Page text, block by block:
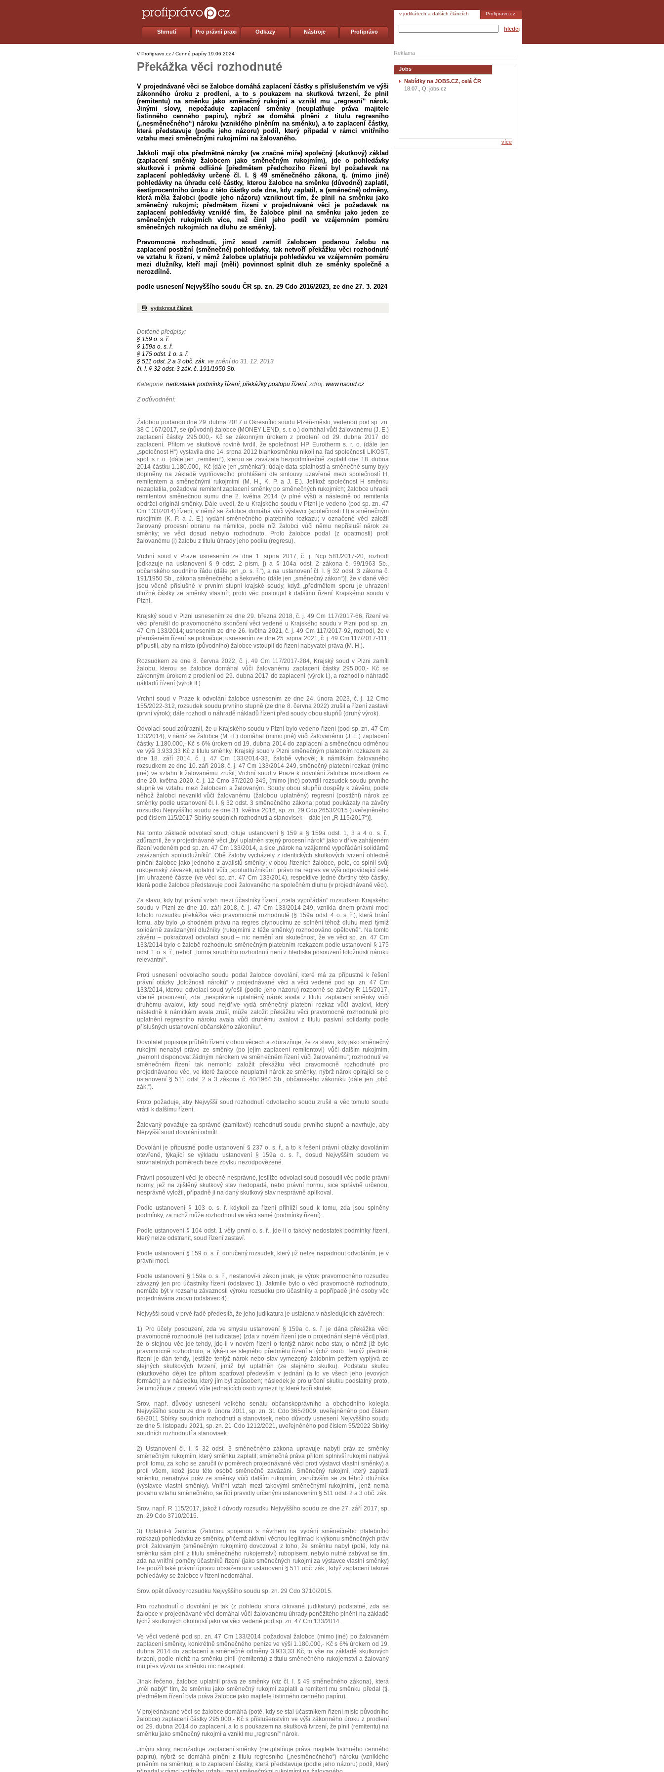
Shrnutí Pro právní praxi Odkazy Nástroje Profiprávo
v judikátech a dalších článcích Profipravo.cz
hledej
// Profipravo.cz / Cenné papíry 19.06.2024
Překážka věci rozhodnuté
V projednávané věci se žalobce domáhá zaplacení částky s příslušenstvím ve výši
zákonného úroku z prodlení, a to s poukazem na skutková tvrzení, že plnil
(remitentu) na směnku jako směnečný rukojmí a vznikl mu „regresní“ nárok.
Jinými slovy, nepožaduje zaplacení směnky (neuplatňuje práva majitele
listinného cenného papíru), nýbrž se domáhá plnění z titulu regresního
(„nesměnečného“) nároku (vzniklého plněním na směnku), a to zaplacení částky,
která představuje (podle jeho názoru) podíl, který připadal v rámci vnitřního
vztahu mezi směnečnými rukojmími na žalovaného.
Jakkoli mají oba předmětné nároky (ve značné míře) společný (skutkový) základ
(zaplacení směnky žalobcem jako směnečným rukojmím), jde o pohledávky
skutkově i právně odlišné [předmětem předchozího řízení byl požadavek na
zaplacení pohledávky určené čl. I. § 49 směnečného zákona, tj. (mimo jiné)
pohledávky na úhradu celé částky, kterou žalobce na směnku (důvodně) zaplatil,
šestiprocentního úroku z této částky ode dne, kdy zaplatil, a (směnečné) odměny,
která měla žalobci (podle jeho názoru) vzniknout tím, že plnil na směnku jako
směnečný rukojmí; předmětem řízení v projednávané věci je požadavek na
zaplacení pohledávky vzniklé tím, že žalobce plnil na směnku jako jeden ze
směnečných rukojmích více, než činil jeho podíl ve vzájemném poměru
směnečných rukojmích na dluhu ze směnky].
Pravomocné rozhodnutí, jímž soud zamítl žalobcem podanou žalobu na
zaplacení postižní (směnečné) pohledávky, tak netvoří překážku věci rozhodnuté
ve vztahu k řízení, v němž žalobce uplatňuje pohledávku ve vzájemném poměru
mezi dlužníky, kteří mají (měli) povinnost splnit dluh ze směnky společně a
nerozdílně.
podle usnesení Nejvyššího soudu ČR sp. zn. 29 Cdo 2016/2023, ze dne 27. 3. 2024
vytisknout článek
Dotčené předpisy:
§ 159 o. s. ř.
§ 159a o. s. ř.
§ 175 odst. 1 o. s. ř.
§ 511 odst. 2 a 3 obč. zák. ve znění do 31. 12. 2013
čl. I. § 32 odst. 3 zák. č. 191/1950 Sb.
Kategorie: nedostatek podmínky řízení, překážky postupu řízení; zdroj: www.nsoud.cz
Z odůvodnění:
Žalobou podanou dne 29. dubna 2017 u Okresního soudu Plzeň-město, vedenou pod sp. zn.
38 C 167/2017, se (původní) žalobce (MONEY LEND, s. r. o.) domáhal vůči žalovanému (J. E.)
zaplacení částky 295.000,- Kč se zákonným úrokem z prodlení od 29. dubna 2017 do
zaplacení. Přitom ve skutkové rovině tvrdil, že společnost HP Eurotherm s. r. o. (dále jen
„společnost H“) vystavila dne 14. srpna 2012 blankosměnku nikoli na řad společnosti LIKOST,
spol. s r. o. (dále jen „remitent“), kterou se zavázala bezpodmínečně zaplatit dne 18. dubna
2014 částku 1.180.000,- Kč (dále jen „směnka“); údaje data splatnosti a směnečné sumy byly
doplněny na základě vyplňovacího prohlášení dle smlouvy uzavřené mezi společností H,
remitentem a směnečnými rukojmími (M. H., K. P. a J. E.). Jelikož společnost H směnku
nezaplatila, požadoval remitent zaplacení směnky po směnečných rukojmích; žalobce uhradil
remitentovi směnečnou sumu dne 2. května 2014 (v plné výši) a následně od remitenta
obdržel originál směnky. Dále uvedl, že u Krajského soudu v Plzni je vedeno (pod sp. zn. 47
Cm 133/2014) řízení, v němž se žalobce domáhá vůči výstavci (společnosti H) a směnečným
rukojmím (K. P. a J. E.) vydání směnečného platebního rozkazu; v označené věci založil
žalovaný procesní obranu na námitce, podle níž žalobci vůči němu nepřísluší nárok ze
směnky; ve věci dosud nebylo rozhodnuto. Proto žalobce podal (z opatrnosti) proti
žalovanému (i) žalobu z titulu úhrady jeho podílu (regresu).
Vrchní soud v Praze usnesením ze dne 1. srpna 2017, č. j. Ncp 581/2017-20, rozhodl
[odkazuje na ustanovení § 9 odst. 2 písm. j) a § 104a odst. 2 zákona č. 99/1963 Sb.,
občanského soudního řádu (dále jen „o. s. ř.“), a na ustanovení čl. I. § 32 odst. 3 zákona č.
191/1950 Sb., zákona směnečného a šekového (dále jen „směnečný zákon“)], že v dané věci
jsou věcně příslušné v prvním stupni krajské soudy, když „předmětem sporu je uhrazení
dlužné částky ze směnky vlastní“; proto věc postoupil k dalšímu řízení Krajskému soudu v
Plzni.
Krajský soud v Plzni usnesením ze dne 29. března 2018, č. j. 49 Cm 117/2017-66, řízení ve
věci přerušil do pravomocného skončení věci vedené u Krajského soudu v Plzni pod sp. zn.
47 Cm 133/2014; usnesením ze dne 26. května 2021, č. j. 49 Cm 117/2017-92, rozhodl, že v
přerušeném řízení se pokračuje; usnesením ze dne 25. srpna 2021, č. j. 49 Cm 117/2017-111,
připustil, aby na místo (původního) žalobce vstoupil do řízení nabyvatel práva (M. H.).
Rozsudkem ze dne 8. června 2022, č. j. 49 Cm 117/2017-284, Krajský soud v Plzni zamítl
žalobu, kterou se žalobce domáhal vůči žalovanému zaplacení částky 295.000,- Kč se
zákonným úrokem z prodlení od 29. dubna 2017 do zaplacení (výrok I.), a rozhodl o náhradě
nákladů řízení (výrok II.).
Vrchní soud v Praze k odvolání žalobce usnesením ze dne 24. února 2023, č. j. 12 Cmo
155/2022-312, rozsudek soudu prvního stupně (ze dne 8. června 2022) zrušil a řízení zastavil
(první výrok); dále rozhodl o náhradě nákladů řízení před soudy obou stupňů (druhý výrok).
Odvolací soud zdůraznil, že u Krajského soudu v Plzni bylo vedeno řízení (pod sp. zn. 47 Cm
133/2014), v němž se žalobce (M. H.) domáhal (mimo jiné) vůči žalovanému (J. E.) zaplacení
částky 1.180.000,- Kč s 6% úrokem od 19. dubna 2014 do zaplacení a směnečnou odměnou
ve výši 3.933,33 Kč z titulu směnky. Krajský soud v Plzni směnečným platebním rozkazem ze
dne 18. září 2014, č. j. 47 Cm 133/2014-33, žalobě vyhověl; k námitkám žalovaného
rozsudkem ze dne 10. září 2018, č. j. 47 Cm 133/2014-249, směnečný platební rozkaz (mimo
jiné) ve vztahu k žalovanému zrušil; Vrchní soud v Praze k odvolání žalobce rozsudkem ze
dne 20. května 2020, č. j. 12 Cmo 37/2020-349, (mimo jiné) potvrdil rozsudek soudu prvního
stupně ve vztahu mezi žalobcem a žalovaným. Soudy obou stupňů dospěly k závěru, podle
něhož žalobci nevznikl vůči žalovanému (žalobou uplatněný) regresní (postižní) nárok ze
směnky podle ustanovení čl. I. § 32 odst. 3 směnečného zákona; potud poukázaly na závěry
rozsudku Nejvyššího soudu ze dne 31. května 2016, sp. zn. 29 Cdo 2653/2015 (uveřejněného
pod číslem 115/2017 Sbírky soudních rozhodnutí a stanovisek ‒ dále jen „R 115/2017“)].
Na tomto základě odvolací soud, cituje ustanovení § 159 a § 159a odst. 1, 3 a 4 o. s. ř.,
zdůraznil, že v projednávané věci „byl uplatněn stejný procesní nárok“ jako v dříve zahájeném
řízení vedeném pod sp. zn. 47 Cm 133/2014, a sice „nárok na vzájemné vypořádání solidárně
zavázaných spoludlužníků“. Obě žaloby vycházely z identických skutkových tvrzení ohledně
plnění žalobce jako jednoho z avalistů směnky; v obou řízeních žalobce, poté, co splnil svůj
rukojemský závazek, uplatnil vůči „spoludlužníkům“ právo na regres ve výši odpovídající celé
jím uhrazené částce (ve věci sp. zn. 47 Cm 133/2014), respektive jedné čtvrtiny této částky,
která podle žalobce představuje podíl žalovaného na společném dluhu (v projednávané věci).
Za stavu, kdy byl právní vztah mezi účastníky řízení „zcela vypořádán“ rozsudkem Krajského
soudu v Plzni ze dne 10. září 2018, č. j. 47 Cm 133/2014-249, vznikla dnem právní moci
tohoto rozsudku překážka věci pravomocně rozhodnuté (§ 159a odst. 4 o. s. ř.), která brání
tomu, aby bylo „o shodném právu na regres plynoucímu ze splnění téhož dluhu mezi týmiž
solidárně zavázanými dlužníky (rukojmími z téže směnky) rozhodováno opětovně“. Na tomto
závěru ‒ pokračoval odvolací soud ‒ nic nemění ani skutečnost, že ve věci sp. zn. 47 Cm
133/2014 bylo o žalobě rozhodnuto směnečným platebním rozkazem podle ustanovení § 175
odst. 1 o. s. ř., neboť „forma soudního rozhodnutí není z hlediska posouzení totožnosti nároku
relevantní“.
Proti usnesení odvolacího soudu podal žalobce dovolání, které má za přípustné k řešení
právní otázky „totožnosti nároků“ v projednávané věci a věci vedené pod sp. zn. 47 Cm
133/2014, kterou odvolací soud vyřešil (podle jeho názoru) rozporně se závěry R 115/2017,
včetně posouzení, zda „nesprávně uplatněný nárok avala z titulu zaplacení směnky vůči
druhému avalovi, kdy soud nejdříve vydá směnečný platební rozkaz vůči avalovi, který
následně k námitkám avala zruší, může založit překážku věci pravomocně rozhodnuté pro
uplatnění regresního nároku avala vůči druhému avalovi z titulu pasivní solidarity podle
příslušných ustanovení občanského zákoníku“.
Dovolatel popisuje průběh řízení v obou věcech a zdůrazňuje, že za stavu, kdy jako směnečný
rukojmí nenabyl právo ze směnky (po jejím zaplacení remitentovi) vůči dalším rukojmím,
„nemohl disponovat žádným nárokem ve směnečném řízení vůči žalovanému“; rozhodnutí ve
směnečném řízení tak nemohlo založit překážku věci pravomocně rozhodnuté pro
projednávanou věc, ve které žalobce neuplatnil nárok ze směnky, nýbrž nárok opírající se o
ustanovení § 511 odst. 2 a 3 zákona č. 40/1964 Sb., občanského zákoníku (dále jen „obč.
zák.“).
Proto požaduje, aby Nejvyšší soud rozhodnutí odvolacího soudu zrušil a věc tomuto soudu
vrátil k dalšímu řízení.
Žalovaný považuje za správné (zamítavé) rozhodnutí soudu prvního stupně a navrhuje, aby
Nejvyšší soud dovolání odmítl.
Dovolání je přípustné podle ustanovení § 237 o. s. ř., a to k řešení právní otázky dovoláním
otevřené, týkající se výkladu ustanovení § 159a o. s. ř., dosud Nejvyšším soudem ve
srovnatelných poměrech beze zbytku nezodpovězené.
Právní posouzení věci je obecně nesprávné, jestliže odvolací soud posoudil věc podle právní
normy, jež na zjištěný skutkový stav nedopadá, nebo právní normu, sice správně určenou,
nesprávně vyložil, případně ji na daný skutkový stav nesprávně aplikoval.
Podle ustanovení § 103 o. s. ř. kdykoli za řízení přihlíží soud k tomu, zda jsou splněny
podmínky, za nichž může rozhodnout ve věci samé (podmínky řízení).
Podle ustanovení § 104 odst. 1 věty první o. s. ř., jde-li o takový nedostatek podmínky řízení,
který nelze odstranit, soud řízení zastaví.
Podle ustanovení § 159 o. s. ř. doručený rozsudek, který již nelze napadnout odvoláním, je v
právní moci.
Podle ustanovení § 159a o. s. ř., nestanoví-li zákon jinak, je výrok pravomocného rozsudku
závazný jen pro účastníky řízení (odstavec 1). Jakmile bylo o věci pravomocně rozhodnuto,
nemůže být v rozsahu závaznosti výroku rozsudku pro účastníky a popřípadě jiné osoby věc
projednávána znovu (odstavec 4).
Nejvyšší soud v prvé řadě předesílá, že jeho judikatura je ustálena v následujících závěrech:
1) Pro účely posouzení, zda ve smyslu ustanovení § 159a o. s. ř. je dána překážka věci
pravomocně rozhodnuté (rei iudicatae) [zda v novém řízení jde o projednání stejné věci] platí,
že o stejnou věc jde tehdy, jde-li v novém řízení o tentýž nárok nebo stav, o němž již bylo
pravomocně rozhodnuto, a týká-li se stejného předmětu řízení a týchž osob. Tentýž předmět
řízení je dán tehdy, jestliže tentýž nárok nebo stav vymezený žalobním petitem vyplývá ze
stejných skutkových tvrzení, jimiž byl uplatněn (ze stejného skutku). Podstatu skutku
(skutkového děje) lze přitom spatřovat především v jednání (a to ve všech jeho jevových
formách) a v následku, který jím byl způsoben; následek je pro určení skutku podstatný proto,
že umožňuje z projevů vůle jednajících osob vymezit ty, které tvoří skutek.
Srov. např. důvody usnesení velkého senátu občanskoprávního a obchodního kolegia
Nejvyššího soudu ze dne 9. února 2011, sp. zn. 31 Cdo 365/2009, uveřejněného pod číslem
68/2011 Sbírky soudních rozhodnutí a stanovisek, nebo důvody usnesení Nejvyššího soudu
ze dne 5. listopadu 2021, sp. zn. 21 Cdo 1212/2021, uveřejněného pod číslem 55/2022 Sbírky
soudních rozhodnutí a stanovisek.
2) Ustanovení čl. I. § 32 odst. 3 směnečného zákona upravuje nabytí práv ze směnky
směnečným rukojmím, který směnku zaplatil; směnečná práva přitom splnivší rukojmí nabývá
proti tomu, za koho se zaručil (v poměrech projednávané věci proti výstavci vlastní směnky) a
proti všem, kdož jsou této osobě směnečně zavázáni. Směnečný rukojmí, který zaplatil
směnku, nenabývá práv ze směnky vůči dalším rukojmím, zaručivším se za téhož dlužníka
(výstavce vlastní směnky). Vnitřní vztah mezi takovými směnečnými rukojmími, jenž nemá
povahu vztahu směnečného, se řídí pravidly určenými ustanovením § 511 odst. 2 a 3 obč. zák.
Srov. např. R 115/2017, jakož i důvody rozsudku Nejvyššího soudu ze dne 27. září 2017, sp.
zn. 29 Cdo 3710/2015.
3) Uplatnil-li žalobce (žalobou spojenou s návrhem na vydání směnečného platebního
rozkazu) pohledávku ze směnky, přičemž aktivní věcnou legitimaci k výkonu směnečných práv
proti žalovaným (směnečným rukojmím) dovozoval z toho, že směnku nabyl (poté, kdy na
směnku sám plnil z titulu směnečného rukojemství) rubopisem, nebylo nutné zabývat se tím,
zda na vnitřní poměry účastníků řízení (jako směnečných rukojmí za výstavce vlastní směnky)
lze použít také právní úpravu obsaženou v ustanovení § 511 obč. zák., když zaplacení takové
pohledávky se žalobce v řízení nedomáhal.
Srov. opět důvody rozsudku Nejvyššího soudu sp. zn. 29 Cdo 3710/2015.
Pro rozhodnutí o dovolání je tak (z pohledu shora citované judikatury) podstatné, zda se
žalobce v projednávané věci domáhal vůči žalovanému úhrady peněžitého plnění na základě
týchž skutkových okolností jako ve věci vedené pod sp. zn. 47 Cm 133/2014.
Ve věci vedené pod sp. zn. 47 Cm 133/2014 požadoval žalobce (mimo jiné) po žalovaném
zaplacení směnky, konkrétně směnečného peníze ve výši 1.180.000,- Kč s 6% úrokem od 19.
dubna 2014 do zaplacení a směnečné odměny 3.933,33 Kč, to vše na základě skutkových
tvrzení, podle nichž na směnku plnil (remitentu) z titulu směnečného rukojemství a žalovaný
mu přes výzvu na směnku nic nezaplatil.
Jinak řečeno, žalobce uplatnil práva ze směnky (viz čl. I. § 49 směnečného zákona), která
„měl nabýt“ tím, že směnku jako směnečný rukojmí zaplatil a remitent mu směnku předal (tj.
předmětem řízení byla práva žalobce jako majitele listinného cenného papíru).
V projednávané věci se žalobce domáhá (poté, kdy se stal účastníkem řízení místo původního
žalobce) zaplacení částky 295.000,- Kč s příslušenstvím ve výši zákonného úroku z prodlení
od 29. dubna 2014 do zaplacení, a to s poukazem na skutková tvrzení, že plnil (remitentu) na
směnku jako směnečný rukojmí a vznikl mu „regresní“ nárok.
Jinými slovy, nepožaduje zaplacení směnky (neuplatňuje práva majitele listinného cenného
papíru), nýbrž se domáhá plnění z titulu regresního („nesměnečného“) nároku (vzniklého
plněním na směnku), a to zaplacení částky, která představuje (podle jeho názoru) podíl, který
Reklama
Jobs
Nabídky na JOBS.CZ, celá ČR
18.07., Q: jobs.cz
více